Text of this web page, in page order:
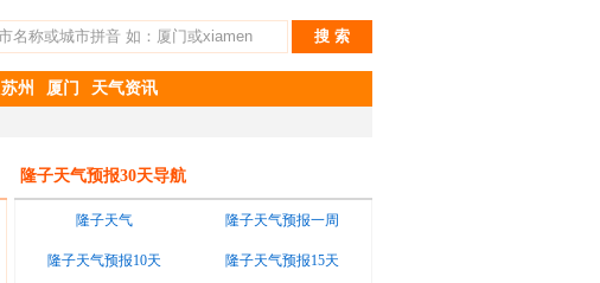
苏州 厦门 天气资讯
隆子天气预报30天导航
隆子天气 隆子天气预报一周
隆子天气预报10天 隆子天气预报15天